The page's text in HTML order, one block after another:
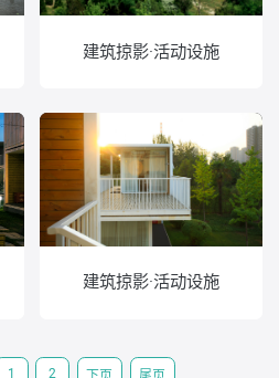
建筑掠影·活动设施
建筑掠影·活动设施
1 2